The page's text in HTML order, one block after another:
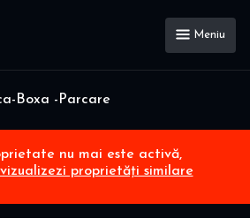
Meniu
Boxa -Parcare
nu mai este activă,
proprietăți similare